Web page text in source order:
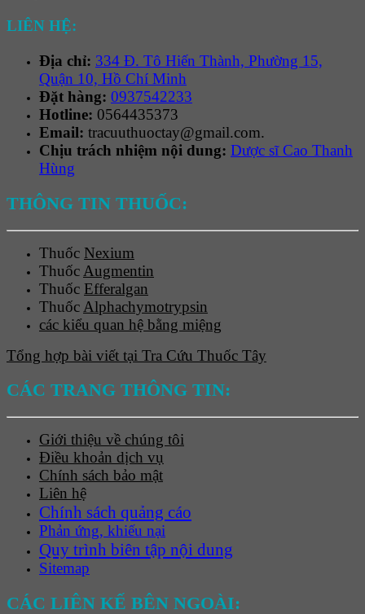
LIÊN HỆ:
Địa chỉ: 334 Đ. Tô Hiến Thành, Phường 15,
Quận 10, Hồ Chí Minh
Đặt hàng: 0937542233
Hotline: 0564435373
Email: tracuuthuoctay@gmail.com.
Chịu trách nhiệm nội dung: Dược sĩ Cao Thanh
Hùng
THÔNG TIN THUỐC:
Thuốc Nexium
Thuốc Augmentin
Thuốc Efferalgan
Thuốc Alphachymotrypsin
các kiểu quan hệ bằng miệng
Tổng hợp bài viết tại Tra Cứu Thuốc Tây
CÁC TRANG THÔNG TIN:
Giới thiệu về chúng tôi
Điều khoản dịch vụ
Chính sách bảo mật
Liên hệ
Chính sách quảng cáo
Phản ứng, khiếu nại
Quy trình biên tập nội dung
Sitemap
CÁC LIÊN KẾ BÊN NGOÀI: